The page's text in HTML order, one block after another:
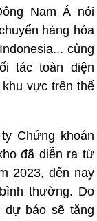
Nam Á nói
hàng hóa
cùng
tác toàn diện
vực trên thế
Chứng khoán
đã diễn ra từ
2023, đến nay
thường. Do
dự báo sẽ tăng